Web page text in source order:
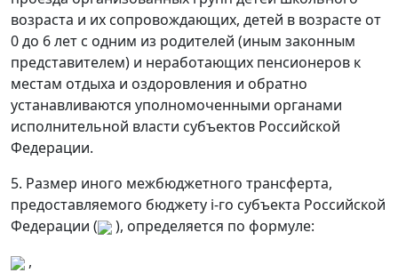
возраста и их сопровождающих, детей в возрасте от
0 до 6 лет с одним из родителей (иным законным
представителем) и неработающих пенсионеров к
местам отдыха и оздоровления и обратно
устанавливаются уполномоченными органами
исполнительной власти субъектов Российской
Федерации.
5. Размер иного межбюджетного трансферта,
предоставляемого бюджету i-го субъекта Российской
Федерации (
), определяется по формуле:
,